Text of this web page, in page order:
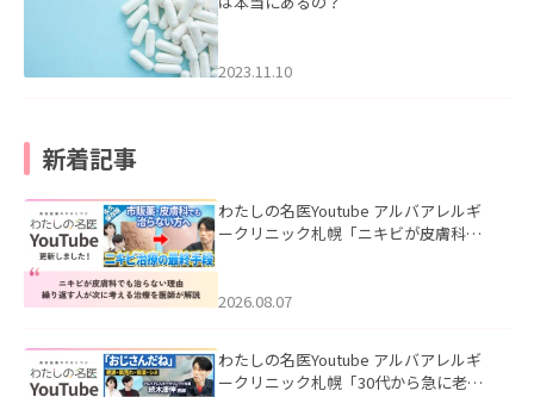
2023.11.10
新着記事
わたしの名医Youtube アルバアレルギ
ークリニック札幌「ニキビが皮膚科で
ました。
2026.08.07
わたしの名医Youtube アルバアレルギ
ークリニック札幌「30代から急に老け